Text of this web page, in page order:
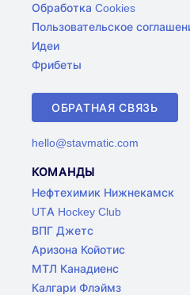
Обработка Cookies
Пользовательское
Идеи
Фрибеты
ОБРАТНАЯ СВЯЗЬ
hello@stavmatic.com
КОМАНДЫ
Нефтехимик Нижнекамск
UTA Hockey Club
ВПГ Джетс
Аризона Койотис
МТЛ Канадиенс
Калгари Флэймз